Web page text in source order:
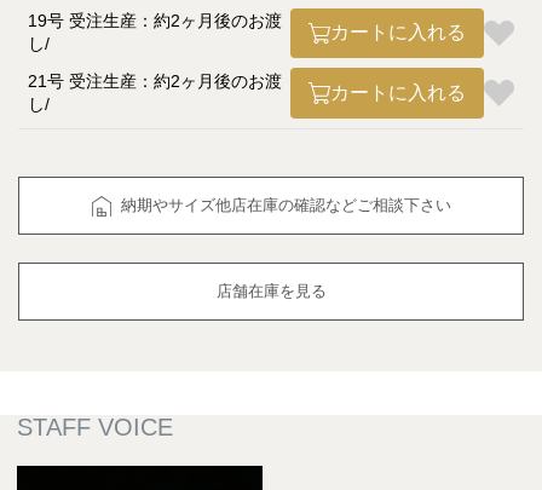
19号 受注生産：約2ヶ月後のお渡
し
カートに入れる
21号 受注生産：約2ヶ月後のお渡
し
カートに入れる
納期やサイズ他店在庫の確認などご相談下さい
店舗在庫を見る